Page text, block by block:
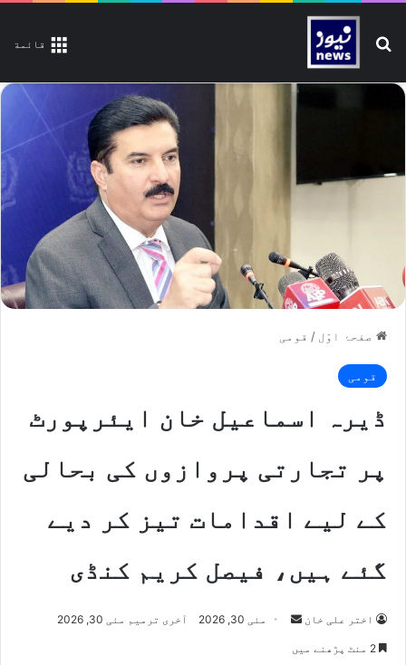
قائمة تلاش کیجیے
صفحۂ اوّل / قومی
قومی
ڈیرہ اسماعیل خان ایئرپورٹ
پر تجارتی پروازوں کی بحالی
کے لیے اقدامات تیز کر دیے
گئے ہیں، فیصل کریم کنڈی
اختر علی خان
Send مئی 30, 2026 آخری ترمیم مئی 30, 2026